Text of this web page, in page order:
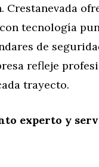
Crestanevada
tecnología
de
refleje
trayecto.
experto y